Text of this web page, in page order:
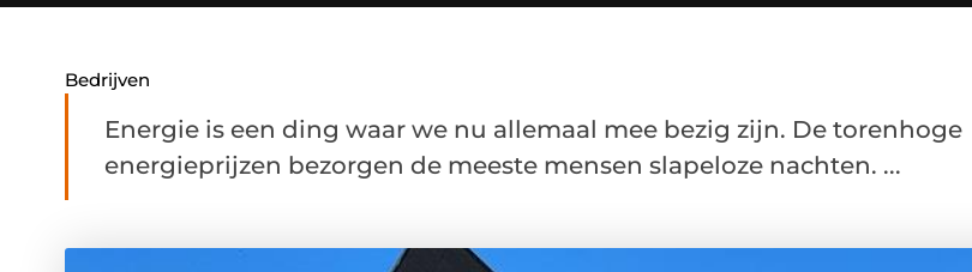
Bedrijven
Energie is een ding waar we nu allemaal mee bezig zijn. De torenhoge
energieprijzen bezorgen de meeste mensen slapeloze nachten. ...